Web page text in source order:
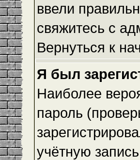
ввели
свяжитесь с
Вернуться к
Я был
Наиболее
пароль
учётную